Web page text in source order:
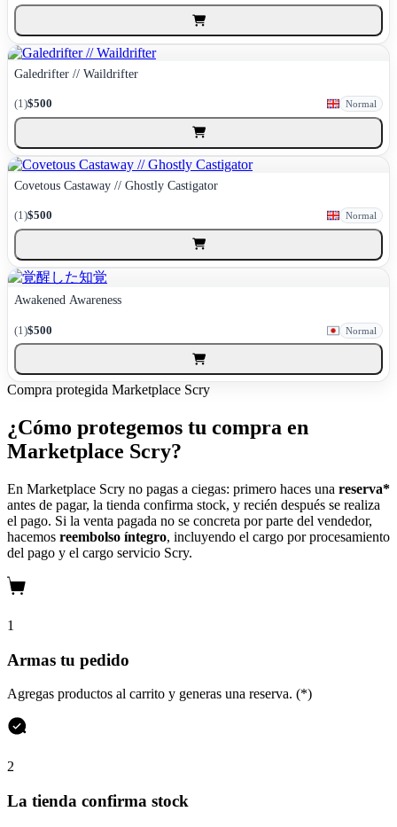
Galedrifter // Waildrifter
(1)$500 Normal
Covetous Castaway // Ghostly Castigator
(1)$500 Normal
Awakened Awareness
(1)$500 Normal
Compra protegida Marketplace Scry
¿Cómo protegemos tu compra en
Marketplace Scry?
En Marketplace Scry no pagas a ciegas: primero haces una reserva*
antes de pagar, la tienda confirma stock, y recién después se realiza
el pago. Si la venta pagada no se concreta por parte del vendedor,
hacemos reembolso íntegro, incluyendo el cargo por procesamiento
del pago y el cargo servicio Scry.
1
Armas tu pedido
Agregas productos al carrito y generas una reserva. (*)
2
La tienda confirma stock